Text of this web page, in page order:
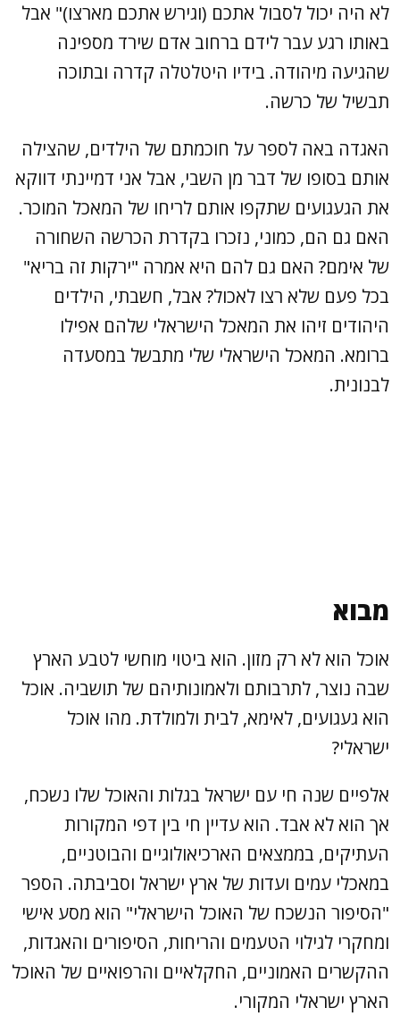
לא היה יכול לסבול אתכם (וגירש אתכם מארצו)" אבל
באותו רגע עבר לידם ברחוב אדם שירד מספינה
שהגיעה מיהודה. בידיו היטלטלה קדרה ובתוכה
תבשיל של כרשה.
האגדה באה לספר על חוכמתם של הילדים, שהצילה
אותם בסופו של דבר מן השבי, אבל אני דמיינתי דווקא
את הגעגועים שתקפו אותם לריחו של המאכל המוכר.
האם גם הם, כמוני, נזכרו בקדרת הכרשה השחורה
של אימם? האם גם להם היא אמרה "ירקות זה בריא"
בכל פעם שלא רצו לאכול? אבל, חשבתי, הילדים
היהודים זיהו את המאכל הישראלי שלהם אפילו
ברומא. המאכל הישראלי שלי מתבשל במסעדה
לבנונית.
מבוא
אוכל הוא לא רק מזון. הוא ביטוי מוחשי לטבע הארץ
שבה נוצר, לתרבותם ולאמונותיהם של תושביה. אוכל
הוא געגועים, לאימא, לבית ולמולדת. מהו אוכל
ישראלי?
אלפיים שנה חי עם ישראל בגלות והאוכל שלו נשכח,
אך הוא לא אבד. הוא עדיין חי בין דפי המקורות
העתיקים, בממצאים הארכיאולוגיים והבוטניים,
במאכלי עמים ועדות של ארץ ישראל וסביבתה. הספר
"הסיפור הנשכח של האוכל הישראלי" הוא מסע אישי
ומחקרי לגילוי הטעמים והריחות, הסיפורים והאגדות,
ההקשרים האמוניים, החקלאיים והרפואיים של האוכל
הארץ ישראלי המקורי.